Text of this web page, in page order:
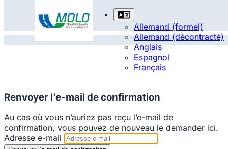
Allemand (formel)
Allemand (décontracté)
Anglais
Espagnol
Français
Renvoyer l’e-mail de confirmation
Au cas où vous n’auriez pas reçu l’e-mail de
confirmation, vous pouvez de nouveau le demander ici.
Adresse e-mail